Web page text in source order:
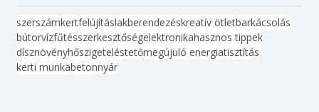
szerszámkertfelújításlakberendezéskreatív ötletbarkácsolás
bútorvízfűtésszerkesztőségelektronikahasznos tippek
dísznövényhőszigeteléstetőmegújuló energiatisztítás
kerti munkabetonnyár